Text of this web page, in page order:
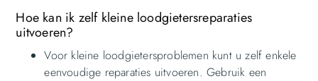
Hoe kan ik zelf kleine loodgietersreparaties
uitvoeren?
Voor kleine loodgietersproblemen kunt u zelf enkele
eenvoudige reparaties uitvoeren. Gebruik een